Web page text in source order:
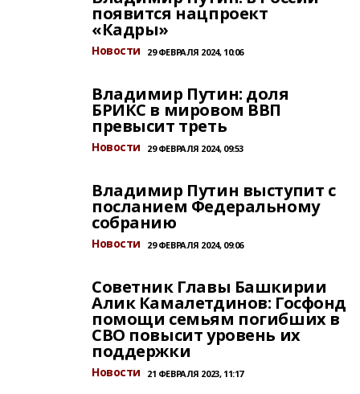
появится нацпроект
«Кадры»
Новости 29 ФЕВРАЛЯ 2024, 10:06
Владимир Путин: доля
БРИКС в мировом ВВП
превысит треть
Новости 29 ФЕВРАЛЯ 2024, 09:53
Владимир Путин выступит с
посланием Федеральному
собранию
Новости 29 ФЕВРАЛЯ 2024, 09:06
Советник Главы Башкирии
Алик Камалетдинов: Госфонд
помощи семьям погибших в
СВО повысит уровень их
поддержки
Новости 21 ФЕВРАЛЯ 2023, 11:17